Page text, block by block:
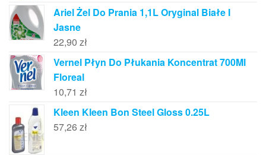
Ariel Żel Do Prania 1,1L Oryginal Białe I
Jasne
22,90 zł
Vernel Płyn Do Płukania Koncentrat 700Ml
Floreal
10,71 zł
Kleen Kleen Bon Steel Gloss 0.25L
57,26 zł